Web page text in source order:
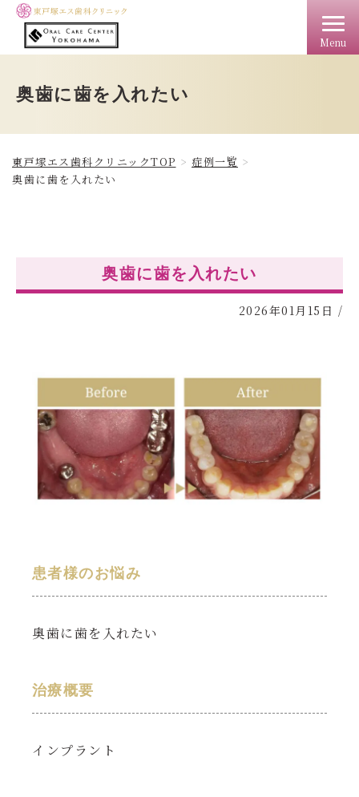
Menu
奥歯に歯を入れたい
東戸塚エス歯科クリニックTOP
症例一覧
奥歯に歯を入れたい
奥歯に歯を入れたい
2026年01月15日 /
患者様のお悩み
奥歯に歯を入れたい
治療概要
インプラント